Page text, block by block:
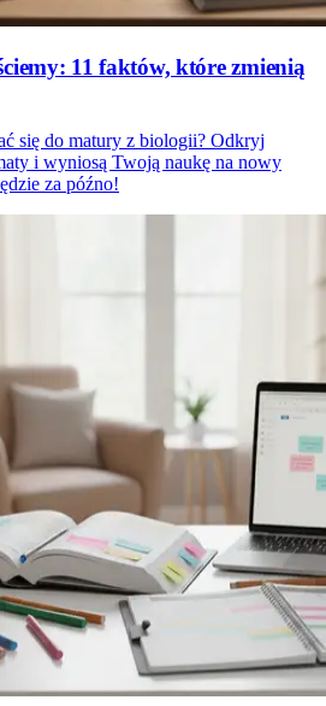
11 faktów, które zmienią
się do matury z biologii? Odkryj
i wyniosą Twoją naukę na nowy
za późno!